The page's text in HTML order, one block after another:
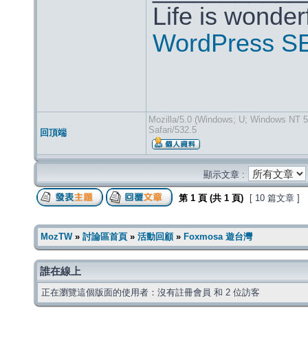
Life is
WordPress
回頂端
Mozilla/5.0 (Windows; U; Windows NT
Safari/532.5
顯示文章 :
第 1 頁 (共 1 頁) [ 10 篇文章 ]
MozTW» 討論區首頁 » 活動回顧» Foxmosa 遊台灣
誰在線上
正在瀏覽這個版面的使用者：沒有註冊會員 和 2 位訪客